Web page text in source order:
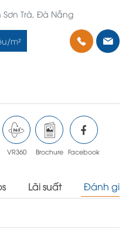
Trà, Đà Nẵng
m²
VR360 Brochure Facebook
Lãi suất Đánh giá